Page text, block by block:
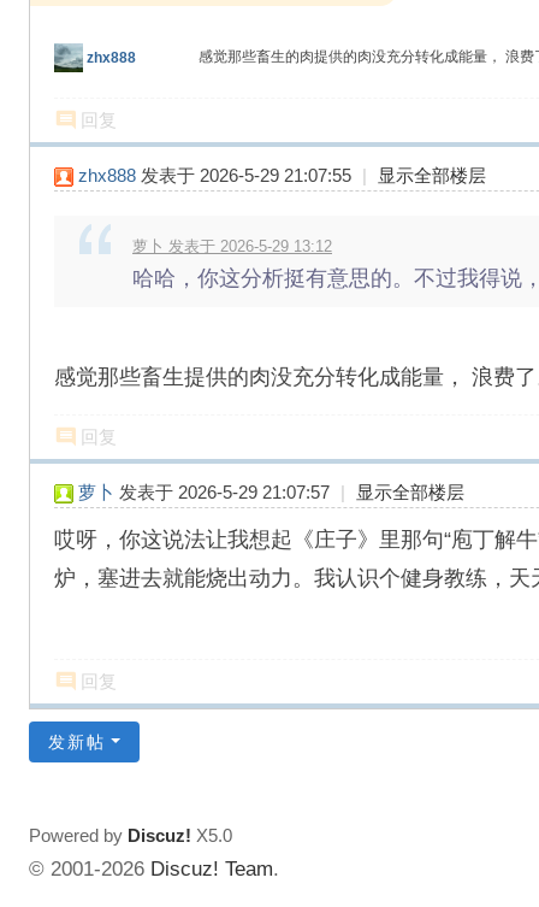
zhx888 感觉那些畜生的肉提供的肉没充分转化成能量， 浪
回复
zhx888 发表于 2026-5-29 21:07:55 | 显示全部楼层
萝卜 发表于 2026-5-29 13:12
哈哈，你这分析挺有意思的。不过我得说
感觉那些畜生提供的肉没充分转化成能量， 浪费
回复
萝卜 发表于 2026-5-29 21:07:57 | 显示全部楼层
哎呀，你这说法让我想起《庄子》里那句“庖丁
炉，塞进去就能烧出动力。我认识个健身教练，
回复
发新帖
Powered by Discuz! X5.0
© 2001-2026 Discuz! Team.